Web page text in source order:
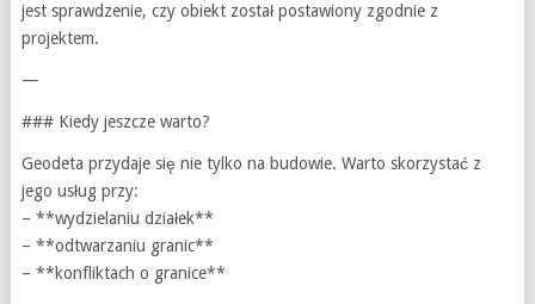
jest sprawdzenie, czy obiekt został postawiony zgodnie z
projektem.
—
### Kiedy jeszcze warto?
Geodeta przydaje się nie tylko na budowie. Warto skorzystać z
jego usług przy:
– **wydzielaniu działek**
– **odtwarzaniu granic**
– **konfliktach o granice**